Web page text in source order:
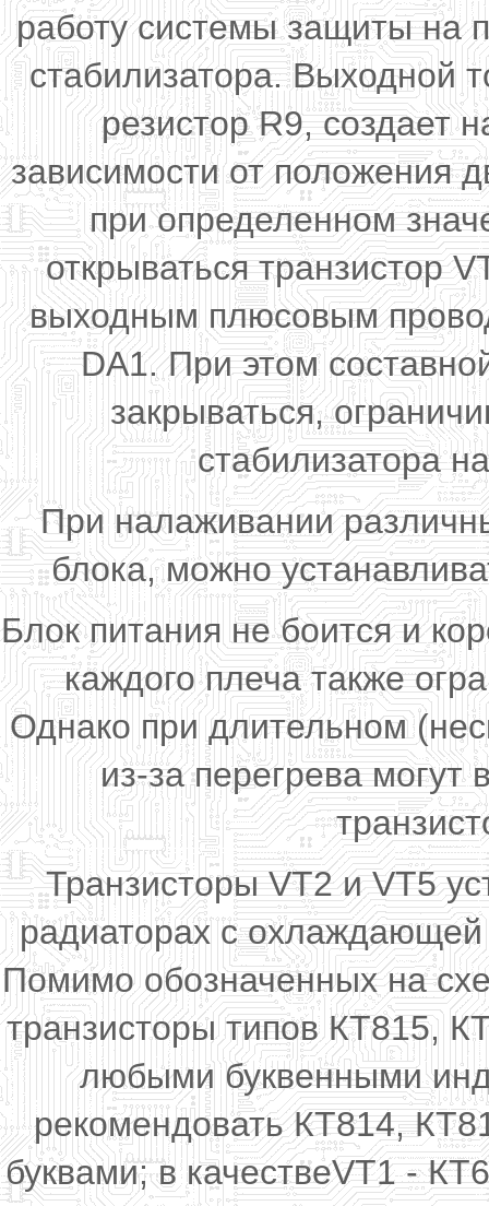
работу системы защиты на
стабилизатора. Выходной
резистор R9, создает
зависимости от положения
при определенном
открываться транзистор
выходным плюсовым
DA1. При этом
закрываться,
стабилизатора
При налаживании
блока, можно
Блок питания не боится и
каждого плеча также
Однако при длительном
из-за перегрева
Транзисторы VT2 и VT5
радиаторах с
Помимо обозначенных на
транзисторы типов КТ815,
любыми буквенными
рекомендовать КТ814,
буквами; в качествеVT1 -